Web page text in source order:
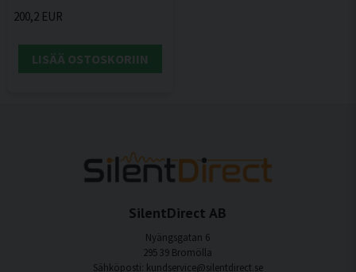
200,2 EUR
LISÄÄ OSTOSKORIIN
SilentDirect AB
Nyängsgatan 6
295 39 Bromölla
Sähköposti: kundservice@silentdirect.se